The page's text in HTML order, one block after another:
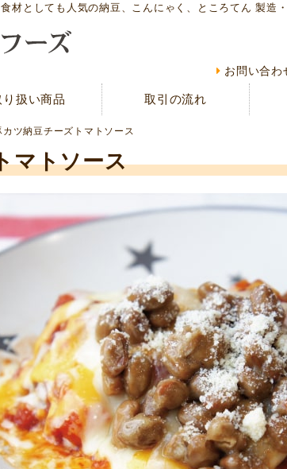
材としても人気の納豆、こんにゃく、ところてん 製造
お問い合わ
り扱い商品 取引の流れ
カツ納豆チーズトマトソース
マトソース
CMギャラリー
現在の取り組み
担当者紹介
サイトマップ